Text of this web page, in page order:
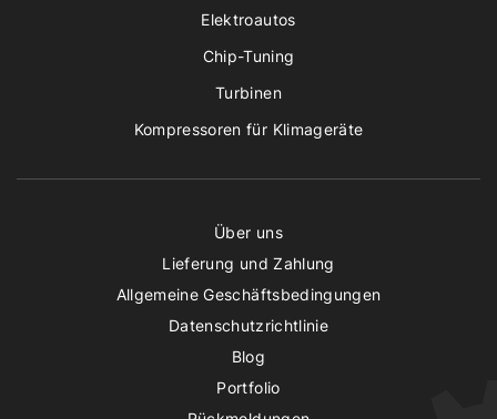
Elektroautos
Chip-Tuning
Turbinen
Kompressoren für Klimageräte
Über uns
Lieferung und Zahlung
Allgemeine Geschäftsbedingungen
Datenschutzrichtlinie
Blog
Portfolio